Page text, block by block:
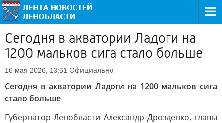
Сегодня в акватории Ладоги на
1200 мальков сига стало больше
16 мая 2026, 13:51 Официально
Сегодня в акватории Ладоги на 1200 мальков сига
стало больше
Губернатор Ленобласти Александр Дрозденко, главы